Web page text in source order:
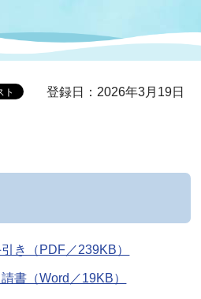
登録日：2026年3月19日
き（PDF／239KB）
書（Word／19KB）